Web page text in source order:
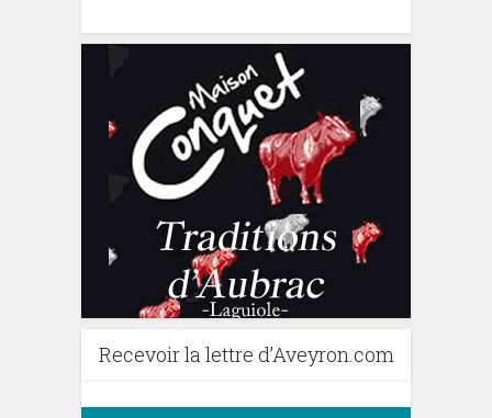
Recevoir la lettre d’Aveyron.com